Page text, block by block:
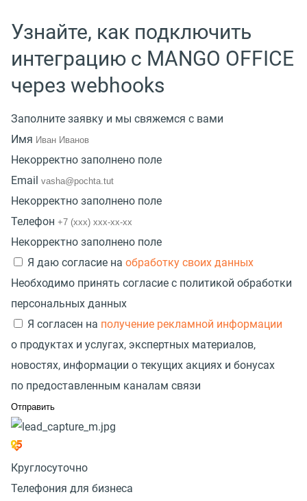
Узнайте, как подключить
интеграцию с MANGO OFFICE
через webhooks
Заполните заявку и мы свяжемся с вами
Имя
Некорректно заполнено поле
Email
Некорректно заполнено поле
Телефон
Некорректно заполнено поле
Я даю согласие на обработку своих данных
Необходимо принять согласие с политикой обработки
персональных данных
Я согласен на получение рекламной информации
о продуктах и услугах, экспертных материалов,
новостях, информации о текущих акциях и бонусах
по предоставленным каналам связи
Круглосуточно
Телефония для бизнеса